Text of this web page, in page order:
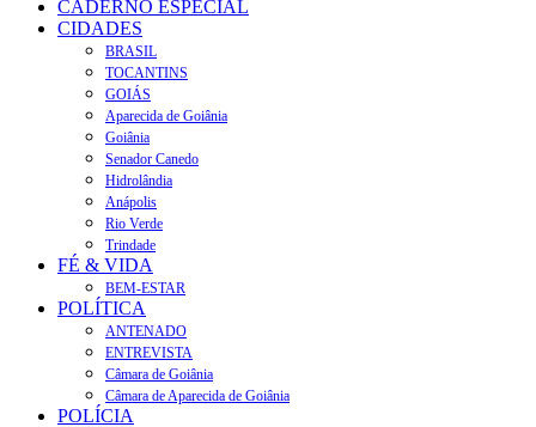
CADERNO ESPECIAL
CIDADES
BRASIL
TOCANTINS
GOIÁS
Aparecida de Goiânia
Goiânia
Senador Canedo
Hidrolândia
Anápolis
Rio Verde
Trindade
FÉ & VIDA
BEM-ESTAR
POLÍTICA
ANTENADO
ENTREVISTA
Câmara de Goiânia
Câmara de Aparecida de Goiânia
POLÍCIA